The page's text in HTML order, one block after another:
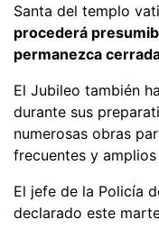
Santa del templo
procederá
permanezca
El Jubileo también
durante sus
numerosas obras
frecuentes y
El jefe de la Policía
declarado este